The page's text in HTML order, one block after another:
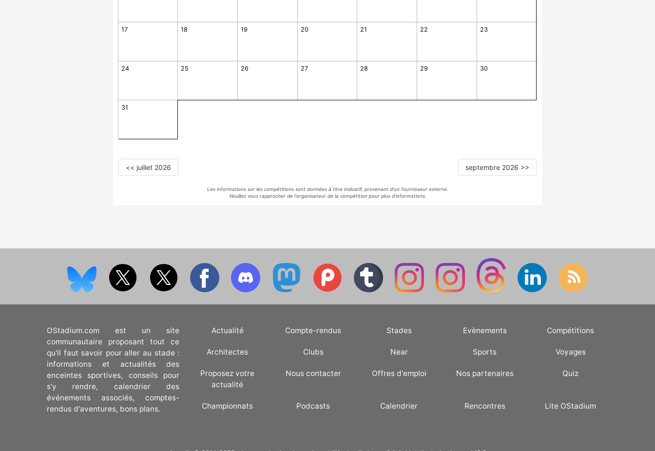
17 18 19 20 21 22 23
24 25 26 27 28 29 30
31
<< juillet 2026 septembre 2026 >>
Les informations sur les compétitions sont données à titre indicatif, provenant d'un fournisseur externe.
Veuillez vous rapprocher de l'organisateur de la compétition pour plus d'informations.
OStadium.com est un site
communautaire proposant tout ce
qu'il faut savoir pour aller au stade :
informations et actualités des
enceintes sportives, conseils pour
s'y rendre, calendrier des
événements associés, comptes-
rendus d'aventures, bons plans.
Actualité Compte-rendus Stades Evènements Compétitions
Architectes Clubs Near Sports Voyages
Proposez votre
actualité
Nous contacter Offres d'emploi Nos partenaires Quiz
Championnats Podcasts Calendrier Rencontres Lite OStadium